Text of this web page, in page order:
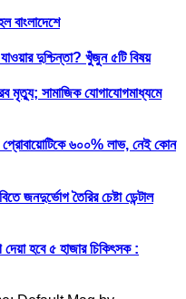
বাংলাদেশে
দুশ্চিন্তা? খুঁজুন ৫টি বিষয়
মৃত্যু; সামাজিক যোগাযোগমাধ্যমে
প্রোবায়োটিকে ৬০০% লাভ, নেই কোন
জনদুর্ভোগ তৈরির চেষ্টা ডেন্টাল
হবে ৫ হাজার চিকিৎসক :